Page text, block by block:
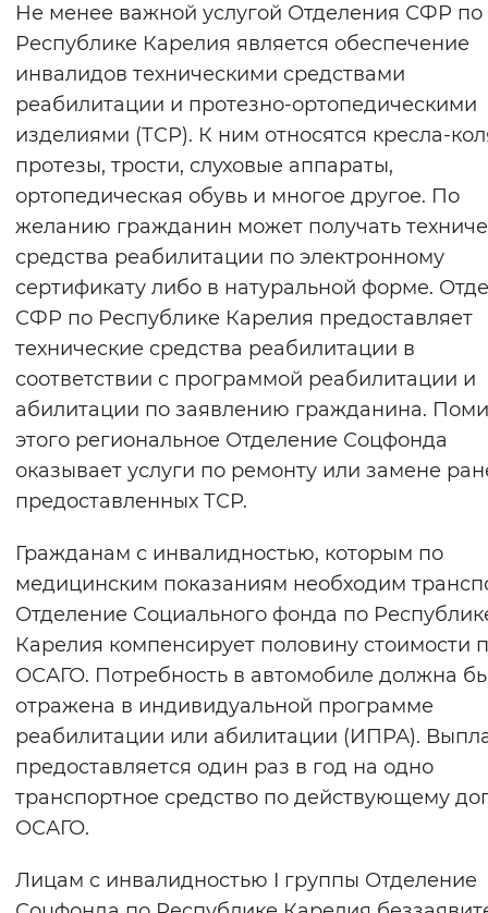
Не менее важной услугой Отделения СФР по
Республике Карелия является обеспечение
инвалидов техническими средствами
реабилитации и протезно-ортопедическими
изделиями (ТСР). К ним относятся кресла-
протезы, трости, слуховые аппараты,
ортопедическая обувь и многое другое. По
желанию гражданин может получать
средства реабилитации по электронному
сертификату либо в натуральной форме.
СФР по Республике Карелия предоставляет
технические средства реабилитации в
соответствии с программой реабилитации и
абилитации по заявлению гражданина.
этого региональное Отделение Соцфонда
оказывает услуги по ремонту или замене
предоставленных ТСР.
Гражданам с инвалидностью, которым по
медицинским показаниям необходим
Отделение Социального фонда по
Карелия компенсирует половину стоимости
ОСАГО. Потребность в автомобиле должна
отражена в индивидуальной программе
реабилитации или абилитации (ИПРА).
предоставляется один раз в год на одно
транспортное средство по действующему
ОСАГО.
Лицам с инвалидностью I группы Отделение